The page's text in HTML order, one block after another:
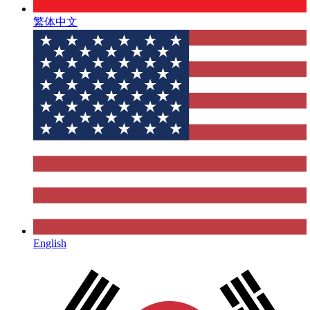
繁体中文
English